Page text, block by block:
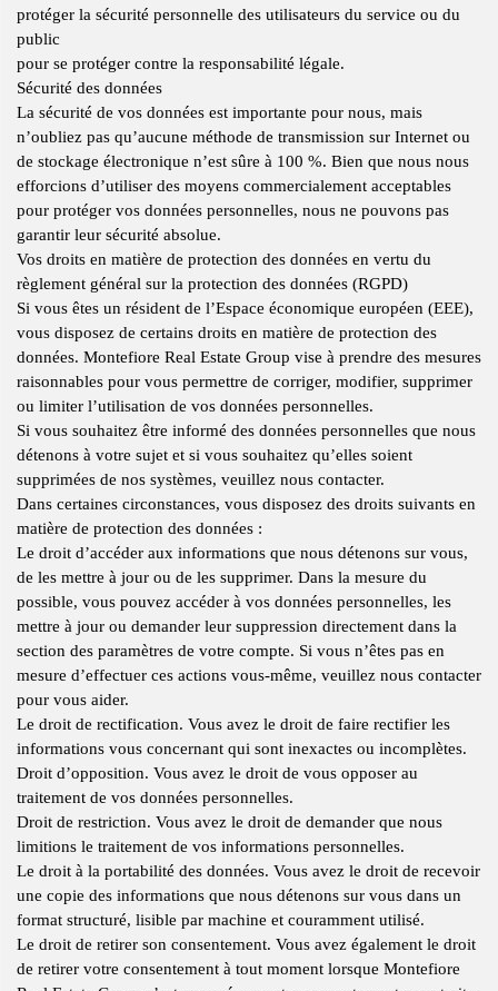
protéger la sécurité personnelle des utilisateurs du service ou du
public
pour se protéger contre la responsabilité légale.
Sécurité des données
La sécurité de vos données est importante pour nous, mais
n’oubliez pas qu’aucune méthode de transmission sur Internet ou
de stockage électronique n’est sûre à 100 %. Bien que nous nous
efforcions d’utiliser des moyens commercialement acceptables
pour protéger vos données personnelles, nous ne pouvons pas
garantir leur sécurité absolue.
Vos droits en matière de protection des données en vertu du
règlement général sur la protection des données (RGPD)
Si vous êtes un résident de l’Espace économique européen (EEE),
vous disposez de certains droits en matière de protection des
données. Montefiore Real Estate Group vise à prendre des mesures
raisonnables pour vous permettre de corriger, modifier, supprimer
ou limiter l’utilisation de vos données personnelles.
Si vous souhaitez être informé des données personnelles que nous
détenons à votre sujet et si vous souhaitez qu’elles soient
supprimées de nos systèmes, veuillez nous contacter.
Dans certaines circonstances, vous disposez des droits suivants en
matière de protection des données :
Le droit d’accéder aux informations que nous détenons sur vous,
de les mettre à jour ou de les supprimer. Dans la mesure du
possible, vous pouvez accéder à vos données personnelles, les
mettre à jour ou demander leur suppression directement dans la
section des paramètres de votre compte. Si vous n’êtes pas en
mesure d’effectuer ces actions vous-même, veuillez nous contacter
pour vous aider.
Le droit de rectification. Vous avez le droit de faire rectifier les
informations vous concernant qui sont inexactes ou incomplètes.
Droit d’opposition. Vous avez le droit de vous opposer au
traitement de vos données personnelles.
Droit de restriction. Vous avez le droit de demander que nous
limitions le traitement de vos informations personnelles.
Le droit à la portabilité des données. Vous avez le droit de recevoir
une copie des informations que nous détenons sur vous dans un
format structuré, lisible par machine et couramment utilisé.
Le droit de retirer son consentement. Vous avez également le droit
de retirer votre consentement à tout moment lorsque Montefiore